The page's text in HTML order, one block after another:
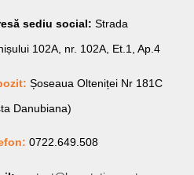
sediu social: Strada
102A, nr. 102A, Et.1, Ap.4
Șoseaua Olteniței Nr 181C
Danubiana)
0722.649.508